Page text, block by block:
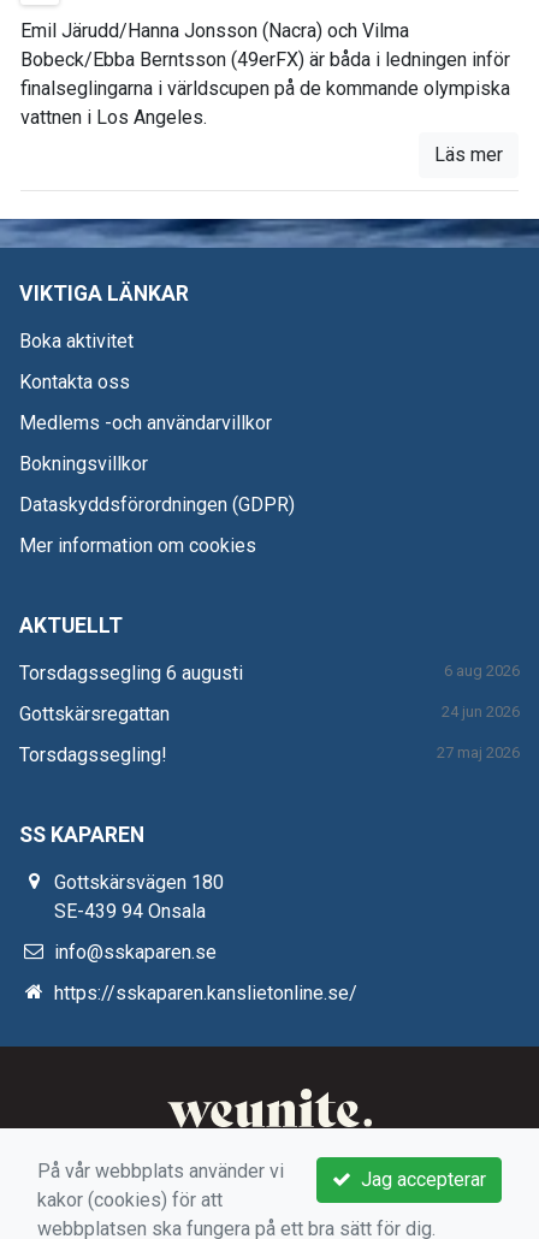
Emil Järudd/Hanna Jonsson (Nacra) och Vilma
Bobeck/Ebba Berntsson (49erFX) är båda i ledningen inför
finalseglingarna i världscupen på de kommande olympiska
vattnen i Los Angeles.
Läs mer
VIKTIGA LÄNKAR
Boka aktivitet
Kontakta oss
Medlems -och användarvillkor
Bokningsvillkor
Dataskyddsförordningen (GDPR)
Mer information om cookies
AKTUELLT
Torsdagssegling 6 augusti 6 aug 2026
Gottskärsregattan 24 jun 2026
Torsdagssegling! 27 maj 2026
SS KAPAREN
Gottskärsvägen 180
SE-439 94 Onsala
info@sskaparen.se
https://sskaparen.kanslietonline.se/
Jag accepterar
På vår webbplats använder vi
kakor (cookies) för att
webbplatsen ska fungera på ett bra sätt för dig.